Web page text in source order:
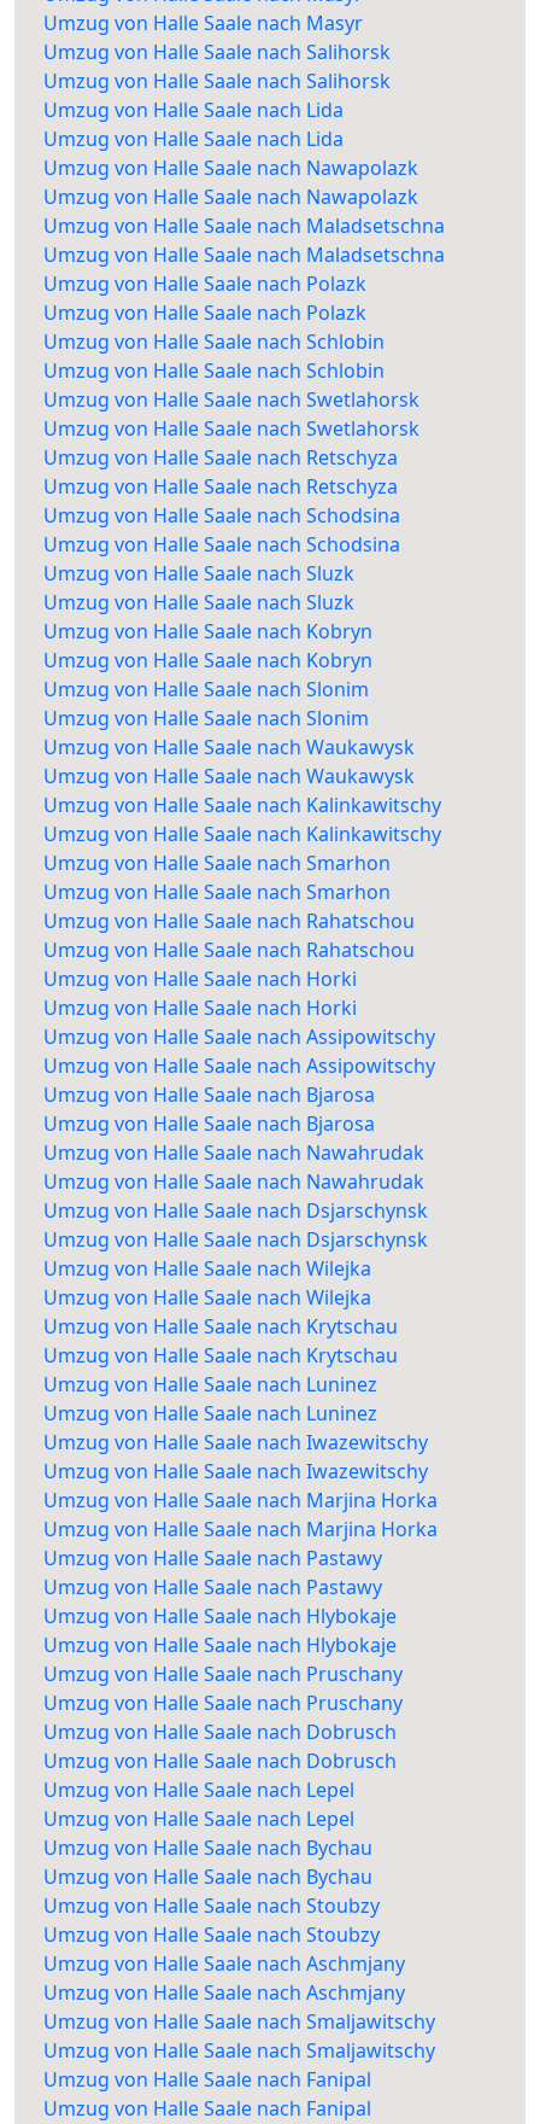
Umzug von Halle Saale nach Masyr
Umzug von Halle Saale nach Salihorsk
Umzug von Halle Saale nach Salihorsk
Umzug von Halle Saale nach Lida
Umzug von Halle Saale nach Lida
Umzug von Halle Saale nach Nawapolazk
Umzug von Halle Saale nach Nawapolazk
Umzug von Halle Saale nach Maladsetschna
Umzug von Halle Saale nach Maladsetschna
Umzug von Halle Saale nach Polazk
Umzug von Halle Saale nach Polazk
Umzug von Halle Saale nach Schlobin
Umzug von Halle Saale nach Schlobin
Umzug von Halle Saale nach Swetlahorsk
Umzug von Halle Saale nach Swetlahorsk
Umzug von Halle Saale nach Retschyza
Umzug von Halle Saale nach Retschyza
Umzug von Halle Saale nach Schodsina
Umzug von Halle Saale nach Schodsina
Umzug von Halle Saale nach Sluzk
Umzug von Halle Saale nach Sluzk
Umzug von Halle Saale nach Kobryn
Umzug von Halle Saale nach Kobryn
Umzug von Halle Saale nach Slonim
Umzug von Halle Saale nach Slonim
Umzug von Halle Saale nach Waukawysk
Umzug von Halle Saale nach Waukawysk
Umzug von Halle Saale nach Kalinkawitschy
Umzug von Halle Saale nach Kalinkawitschy
Umzug von Halle Saale nach Smarhon
Umzug von Halle Saale nach Smarhon
Umzug von Halle Saale nach Rahatschou
Umzug von Halle Saale nach Rahatschou
Umzug von Halle Saale nach Horki
Umzug von Halle Saale nach Horki
Umzug von Halle Saale nach Assipowitschy
Umzug von Halle Saale nach Assipowitschy
Umzug von Halle Saale nach Bjarosa
Umzug von Halle Saale nach Bjarosa
Umzug von Halle Saale nach Nawahrudak
Umzug von Halle Saale nach Nawahrudak
Umzug von Halle Saale nach Dsjarschynsk
Umzug von Halle Saale nach Dsjarschynsk
Umzug von Halle Saale nach Wilejka
Umzug von Halle Saale nach Wilejka
Umzug von Halle Saale nach Krytschau
Umzug von Halle Saale nach Krytschau
Umzug von Halle Saale nach Luninez
Umzug von Halle Saale nach Luninez
Umzug von Halle Saale nach Iwazewitschy
Umzug von Halle Saale nach Iwazewitschy
Umzug von Halle Saale nach Marjina Horka
Umzug von Halle Saale nach Marjina Horka
Umzug von Halle Saale nach Pastawy
Umzug von Halle Saale nach Pastawy
Umzug von Halle Saale nach Hlybokaje
Umzug von Halle Saale nach Hlybokaje
Umzug von Halle Saale nach Pruschany
Umzug von Halle Saale nach Pruschany
Umzug von Halle Saale nach Dobrusch
Umzug von Halle Saale nach Dobrusch
Umzug von Halle Saale nach Lepel
Umzug von Halle Saale nach Lepel
Umzug von Halle Saale nach Bychau
Umzug von Halle Saale nach Bychau
Umzug von Halle Saale nach Stoubzy
Umzug von Halle Saale nach Stoubzy
Umzug von Halle Saale nach Aschmjany
Umzug von Halle Saale nach Aschmjany
Umzug von Halle Saale nach Smaljawitschy
Umzug von Halle Saale nach Smaljawitschy
Umzug von Halle Saale nach Fanipal
Umzug von Halle Saale nach Fanipal